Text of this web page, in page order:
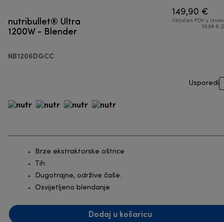
nutribullet® Ultra
1200W - Blender
NB1206DGCC
149,90 €
Uključen PDV u
29,98 €
Usporedi
Brze ekstraktorske oštrice
Tih.
Dugotrajne, održive čaše.
Osvijetljeno blendanje
Dodaj u košaricu